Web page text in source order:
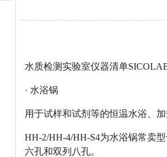
水质检测实验室仪器清单
· 水浴锅
用于试样和试剂等的恒温水浴、
HH-2/HH-4/HH-S4为水浴锅常卖
六孔和双列八孔。